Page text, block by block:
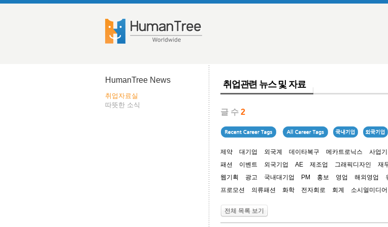
HumanTree News
취업자료실
따뜻한 소식
취업관련 뉴스 및 자료
글 수 2
제약 대기업 외국계 데이타복구 메카트로닉스 사업기
패션
이벤트 외국기업 AE 제조업 그래픽디자인 재
웹기획
광고 국내대기업 PM 홍보 영업 해외영업
프로모션
의류패션 화학 전자회로 회계 소시얼미디어
전체 목록 보기